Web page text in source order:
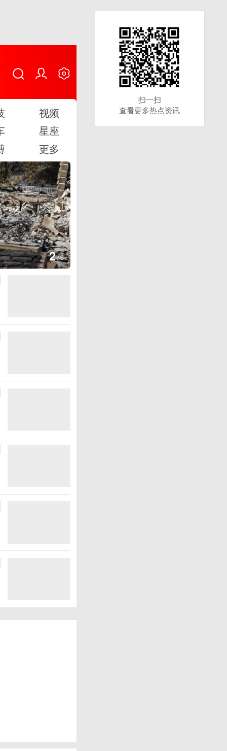
视频
星座
更多
2/6
扫一扫
查看更多热点资讯
扫一扫
查看更多热点资讯